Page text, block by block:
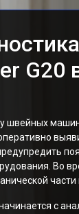
G20
швейных
Во
с